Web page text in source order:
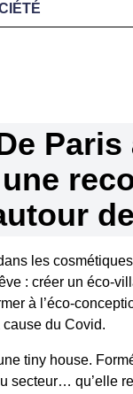
Paris
les
: créer un éco-
à l’éco-
du Covid.
tiny house.
secteur… qu’elle